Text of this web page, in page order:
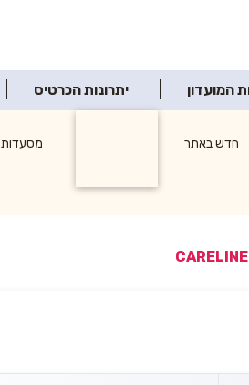
המועדון יתרונות הכרטיס
חדש באתר מסעדות